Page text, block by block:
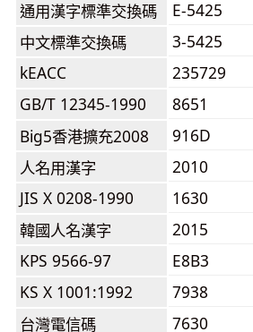
通用漢字標準交換碼
E-5425
中文標準交換碼
3-5425
kEACC
235729
GB/T 12345-1990
8651
Big5香港擴充2008
916D
人名用漢字
2010
JIS X 0208-1990
1630
韓國人名漢字
2015
KPS 9566-97
E8B3
KS X 1001:1992
7938
台灣電信碼
7630